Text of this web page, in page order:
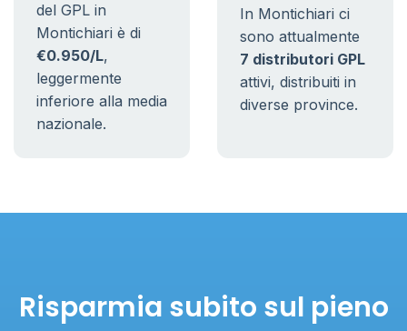
del GPL in
Montichiari è di
€0.950/L,
leggermente
inferiore alla media
nazionale.
In Montichiari ci
sono attualmente
7 distributori GPL
attivi, distribuiti in
diverse province.
Risparmia subito sul pieno